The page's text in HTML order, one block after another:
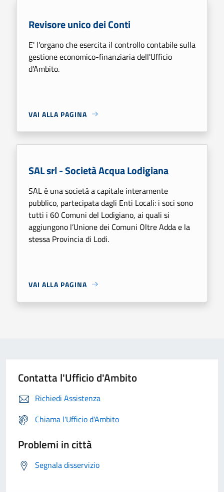
Revisore unico dei Conti
E' l'organo che esercita il controllo contabile sulla
gestione economico-finanziaria dell'Ufficio
d'Ambito.
VAI ALLA PAGINA
SAL srl - Società Acqua Lodigiana
SAL è una società a capitale interamente
pubblico, partecipata dagli Enti Locali: i soci sono
tutti i 60 Comuni del Lodigiano, ai quali si
aggiungono l’Unione dei Comuni Oltre Adda e la
stessa Provincia di Lodi.
VAI ALLA PAGINA
Contatta l'Ufficio d'Ambito
Richiedi Assistenza
Chiama l'Ufficio d'Ambito
Problemi in città
Segnala disservizio